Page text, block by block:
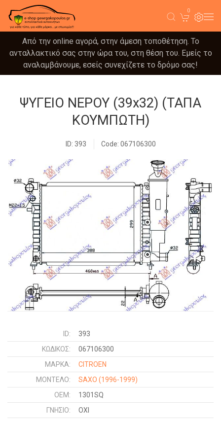
0
Από την online αγορά, στην άμεση τοποθέτηση. Το
ανταλλακτικό σας στην ώρα του, στη θέση του. Εμείς το
αναλαμβάνουμε, εσείς συνεχίζετε το δρόμο σας!
ΨΥΓΕΙΟ ΝΕΡΟΥ (39x32) (ΤΑΠΑ
ΚΟΥΜΠΩΤΗ)
ID: 393 Code: 067106300
ID:
393
ΚΩΔΙΚΌΣ:
067106300
ΜΑΡΚΑ:
CITROEN
ΜΟΝΤΕΛΟ:
SAXO (1996-1999)
OEM:
1301SQ
ΓΝΉΣΙΟ:
ΟΧΙ